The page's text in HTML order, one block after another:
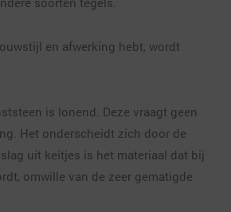
en afwerking hebt, wordt
is lonend. Deze vraagt geen
Het onderscheidt zich door de
uit keitjes is het materiaal dat bij
omwille van de zeer gematigde